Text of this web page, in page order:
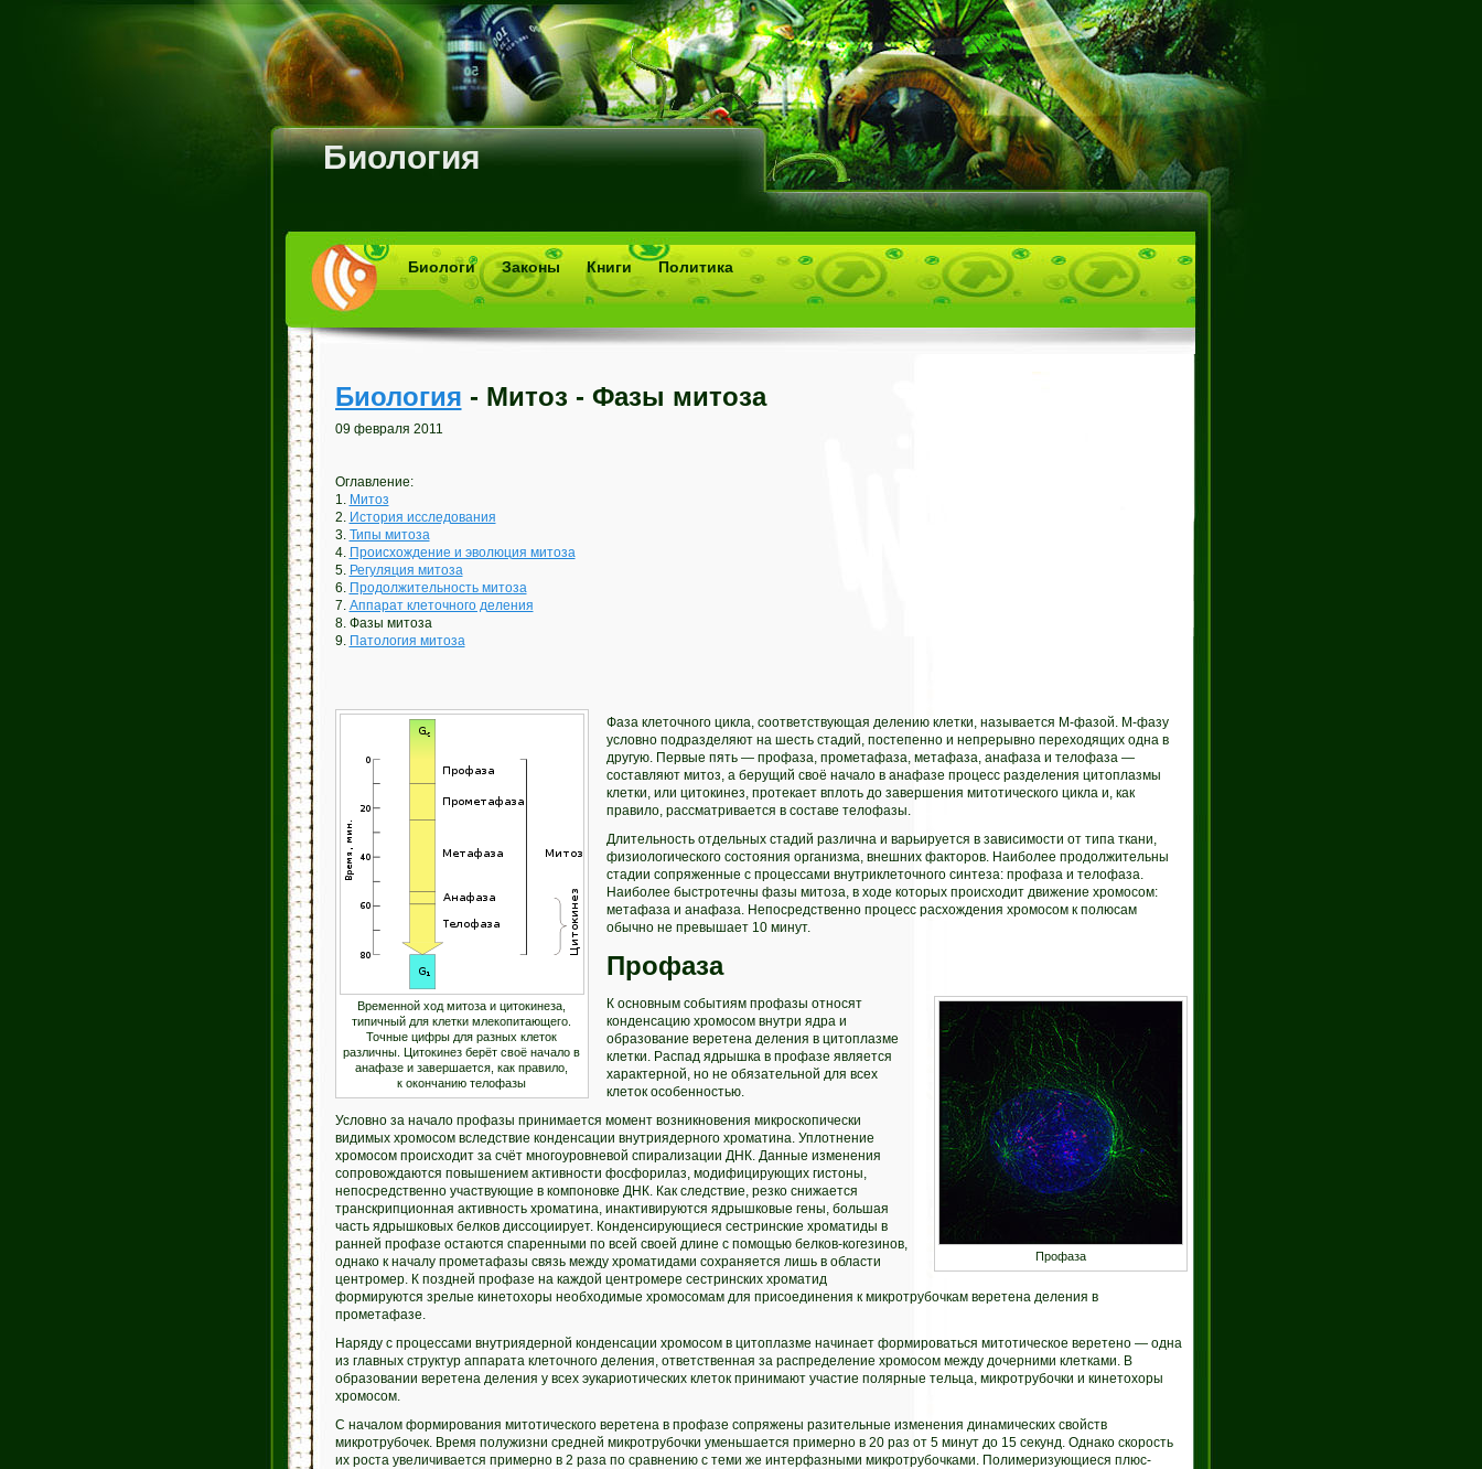
Биология
Биологи Законы Книги Политика
Биология - Митоз - Фазы митоза
09 февраля 2011
Оглавление:
1. Митоз
2. История исследования
3. Типы митоза
4. Происхождение и эволюция митоза
5. Регуляция митоза
6. Продолжительность митоза
7. Аппарат клеточного деления
8. Фазы митоза
9. Патология митоза
Временной ход митоза и цитокинеза,
типичный для клетки млекопитающего.
Точные цифры для разных клеток
различны. Цитокинез берёт своё начало в
анафазе и завершается, как правило,
к окончанию телофазы
Фаза клеточного цикла, соответствующая делению клетки, называется М-фазой. М-фазу
условно подразделяют на шесть стадий, постепенно и непрерывно переходящих одна в
другую. Первые пять — профаза, прометафаза, метафаза, анафаза и телофаза —
составляют митоз, а берущий своё начало в анафазе процесс разделения цитоплазмы
клетки, или цитокинез, протекает вплоть до завершения митотического цикла и, как
правило, рассматривается в составе телофазы.
Длительность отдельных стадий различна и варьируется в зависимости от типа ткани,
физиологического состояния организма, внешних факторов. Наиболее продолжительны
стадии сопряженные с процессами внутриклеточного синтеза: профаза и телофаза.
Наиболее быстротечны фазы митоза, в ходе которых происходит движение хромосом:
метафаза и анафаза. Непосредственно процесс расхождения хромосом к полюсам
обычно не превышает 10 минут.
Профаза
Профаза
К основным событиям профазы относят
конденсацию хромосом внутри ядра и
образование веретена деления в цитоплазме
клетки. Распад ядрышка в профазе является
характерной, но не обязательной для всех
клеток особенностью.
Условно за начало профазы принимается момент возникновения микроскопически
видимых хромосом вследствие конденсации внутриядерного хроматина. Уплотнение
хромосом происходит за счёт многоуровневой спирализации ДНК. Данные изменения
сопровождаются повышением активности фосфорилаз, модифицирующих гистоны,
непосредственно участвующие в компоновке ДНК. Как следствие, резко снижается
транскрипционная активность хроматина, инактивируются ядрышковые гены, большая
часть ядрышковых белков диссоциирует. Конденсирующиеся сестринские хроматиды в
ранней профазе остаются спаренными по всей своей длине с помощью белков-когезинов,
однако к началу прометафазы связь между хроматидами сохраняется лишь в области
центромер. К поздней профазе на каждой центромере сестринских хроматид
формируются зрелые кинетохоры необходимые хромосомам для присоединения к микротрубочкам веретена деления в
прометафазе.
Наряду с процессами внутриядерной конденсации хромосом в цитоплазме начинает формироваться митотическое веретено — одна
из главных структур аппарата клеточного деления, ответственная за распределение хромосом между дочерними клетками. В
образовании веретена деления у всех эукариотических клеток принимают участие полярные тельца, микротрубочки и кинетохоры
хромосом.
С началом формирования митотического веретена в профазе сопряжены разительные изменения динамических свойств
микротрубочек. Время полужизни средней микротрубочки уменьшается примерно в 20 раз от 5 минут до 15 секунд. Однако скорость
их роста увеличивается примерно в 2 раза по сравнению с теми же интерфазными микротрубочками. Полимеризующиеся плюс-